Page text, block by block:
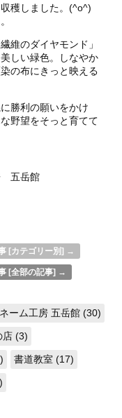
穫しました。(^o^)
維のダイヤモンド」
しい緑色。しなやか
の布にきっと映える
勝利の願いをかけ
野望をそっと育てて
五岳館
[カテゴリー別] →
[全部の記事] →
ーム工房 五岳館 (30)
店 (3)
書道教室 (17)